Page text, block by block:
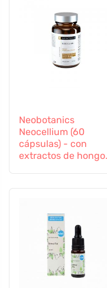
Neobotanics
Neocellium (60
cápsulas) - con
extractos de